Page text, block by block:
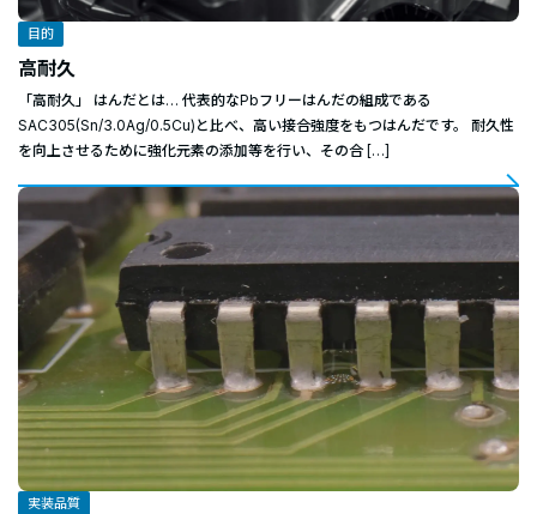
目的
高耐久
「高耐久」 はんだとは… 代表的なPbフリーはんだの組成である
SAC305(Sn/3.0Ag/0.5Cu)と比べ、高い接合強度をもつはんだです。 耐久性
を向上させるために強化元素の添加等を行い、その合 […]
実装品質